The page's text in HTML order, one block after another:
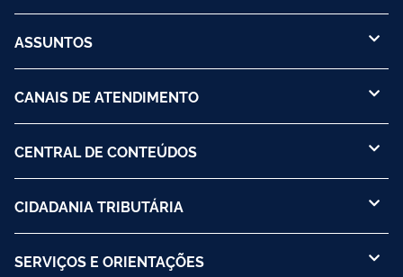
ASSUNTOS
CANAIS DE ATENDIMENTO
CENTRAL DE CONTEÚDOS
CIDADANIA TRIBUTÁRIA
SERVIÇOS E ORIENTAÇÕES